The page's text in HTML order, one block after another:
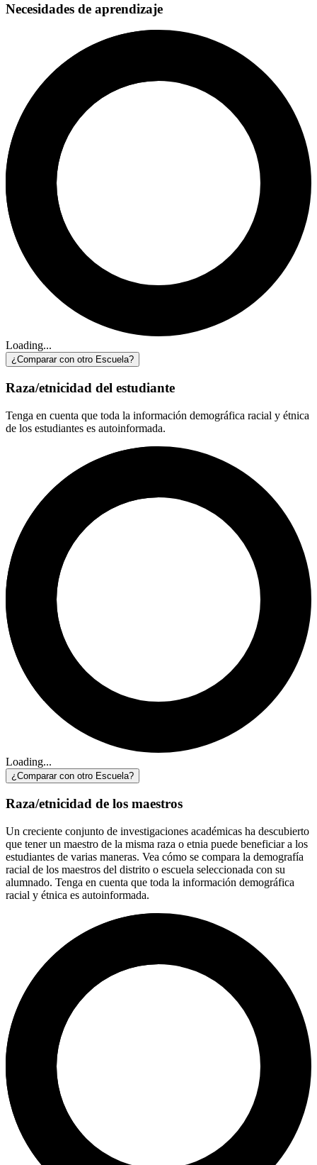
Necesidades de aprendizaje
Loading...
¿Comparar con otro Escuela?
Raza/etnicidad del estudiante
Tenga en cuenta que toda la información demográfica racial y étnica
de los estudiantes es autoinformada.
Loading...
¿Comparar con otro Escuela?
Raza/etnicidad de los maestros
Un creciente conjunto de investigaciones académicas ha descubierto
que tener un maestro de la misma raza o etnia puede beneficiar a los
estudiantes de varias maneras. Vea cómo se compara la demografía
racial de los maestros del distrito o escuela seleccionada con su
alumnado. Tenga en cuenta que toda la información demográfica
racial y étnica es autoinformada.